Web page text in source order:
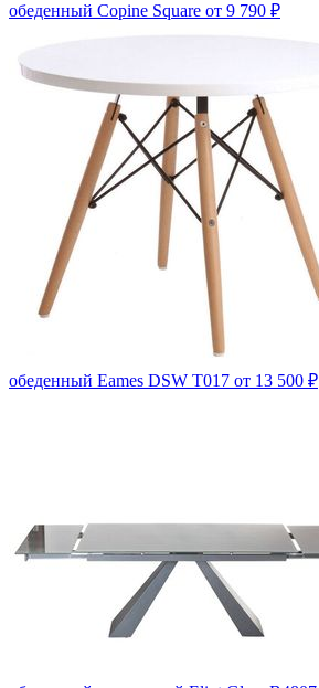
обеденный Copine Square от 9 790 ₽
обеденный Eames DSW T017 от 13 500 ₽